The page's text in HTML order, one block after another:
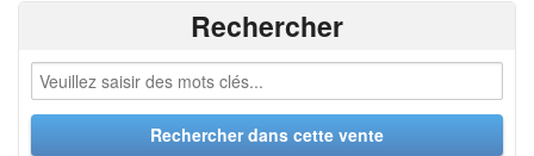
Rechercher